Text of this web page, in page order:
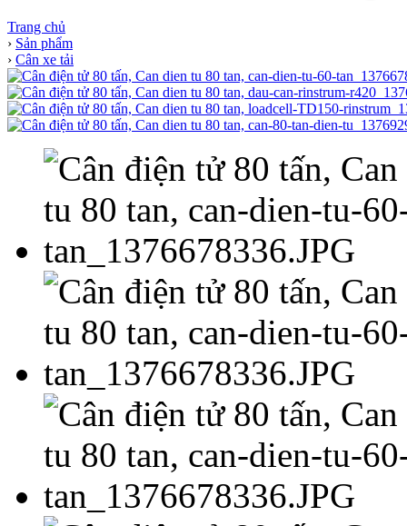
Trang chủ
› Sản phẩm
› Cân xe tải